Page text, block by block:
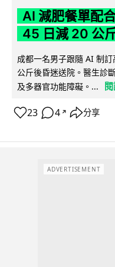
AI 減肥餐單配
45 日減 20 公
成都一名男子跟隨 AI 制
公斤後昏迷送院。醫生診
及多器官功能障礙。...
23 4 ↗ 分享
ADVERTISEMENT